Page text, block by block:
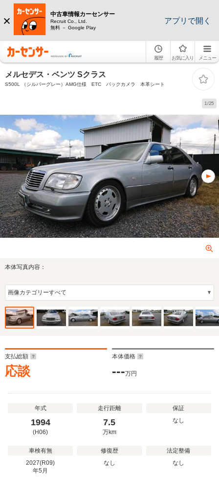
中古車情報カーセンサー
Recruit Co., Ltd.
無料 － Google Play
アプリで開く
履歴 お気に入り メニュー
メルセデス・ベンツ Sクラス
S500L （シルバーグレー）AMG仕様 ETC バックカメラ 本革シート
1/25
本体写真内容：
支払総額
応談
本体価格
---万円
年式
1994
(H06)
走行距離
7.5
万km
保証
なし
車検有無
2027(R09)
年5 月
修復歴
なし
法定整備
なし